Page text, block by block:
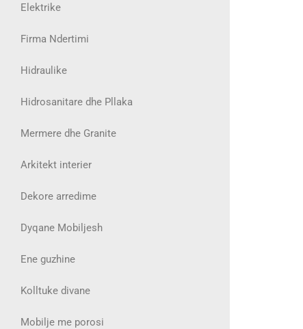
Elektrike
Firma Ndertimi
Hidraulike
Hidrosanitare dhe Pllaka
Mermere dhe Granite
Arkitekt interier
Dekore arredime
Dyqane Mobiljesh
Ene guzhine
Kolltuke divane
Mobilje me porosi